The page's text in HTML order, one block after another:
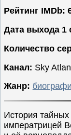
Фэнтези
Ожидаемые
кино
Рейтинг IMDb:
Дата выхода 1
Количество
Канал: Sky
Жанр:
История
императрицей